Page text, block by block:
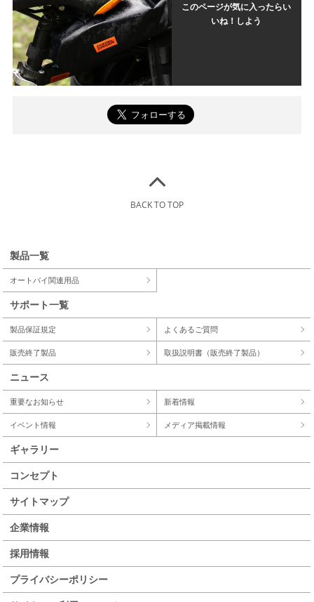
このページが気に入ったらい
いね！しよう
BACK TO TOP
製品一覧
オートバイ関連用品
サポート一覧
製品保証規定 よくあるご質問
販売終了製品 取扱説明書（販売終了製品）
ニュース
重要なお知らせ 新着情報
イベント情報 メディア掲載情報
ギャラリー
コンセプト
サイトマップ
企業情報
採用情報
プライバシーポリシー